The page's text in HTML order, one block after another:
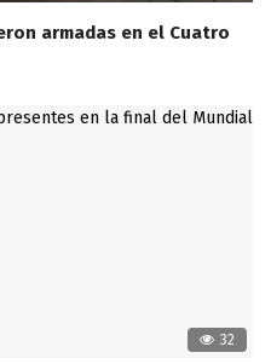
armadas en el Cuatro
32